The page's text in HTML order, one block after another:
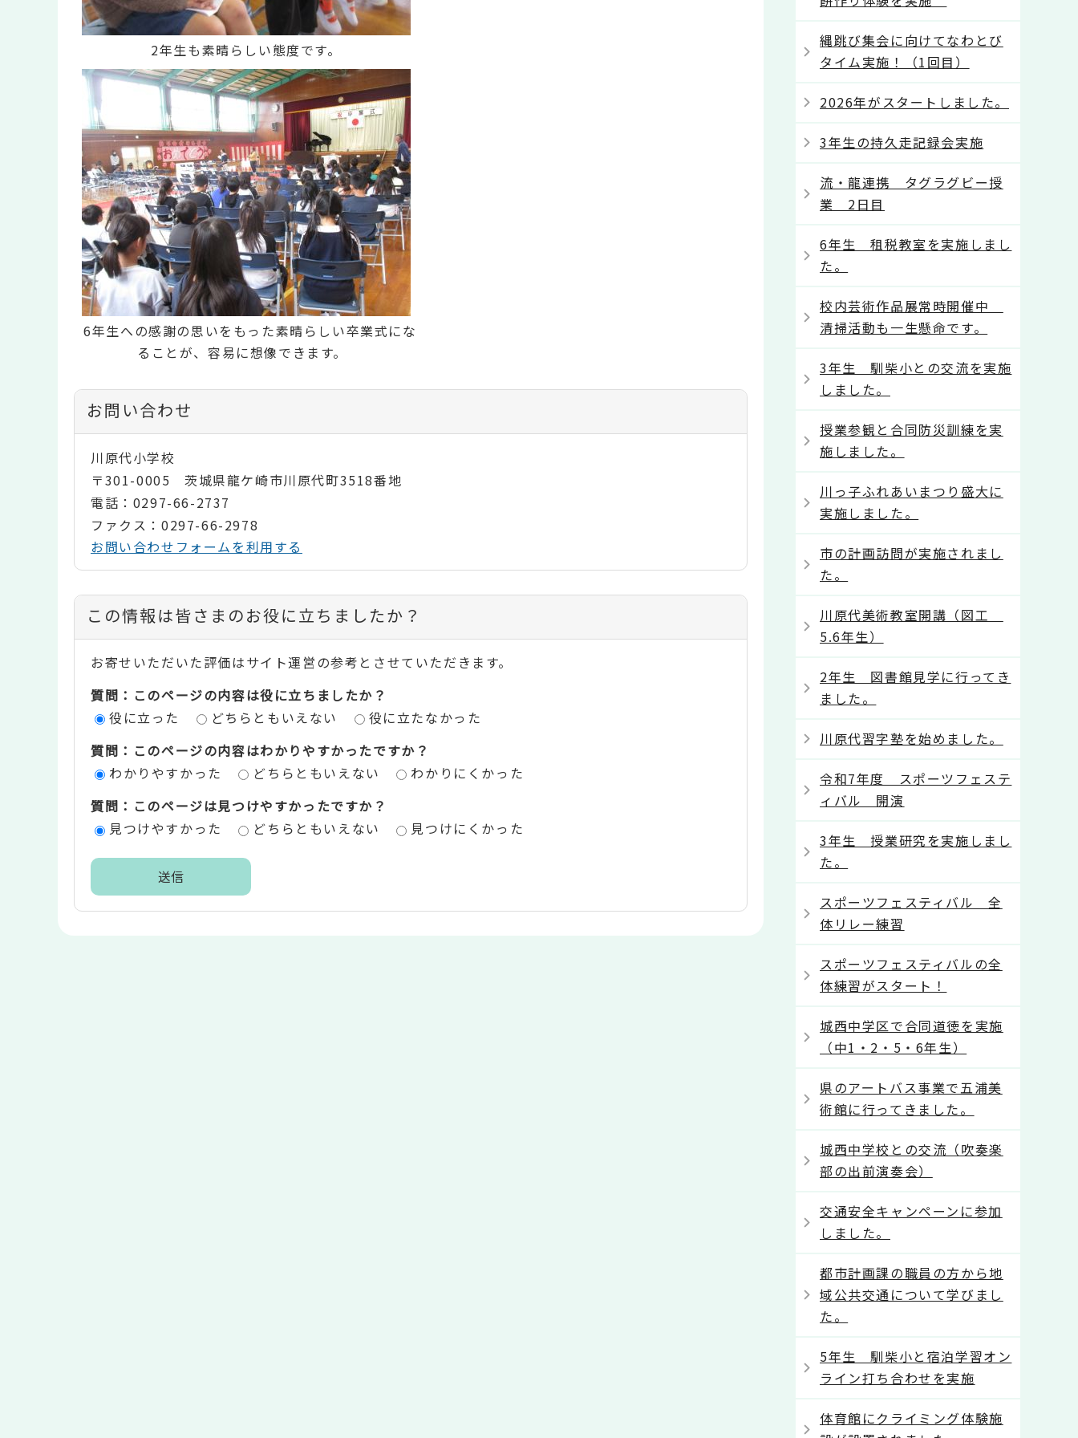
2年生も素晴らしい態度です。
6年生への感謝の思いをもった素晴らしい卒業式にな
ることが、容易に想像できます。
お問い合わせ
川原代小学校
〒301-0005 茨城県龍ケ崎市川原代町3518番地
電話：0297-66-2737
ファクス：0297-66-2978
お問い合わせフォームを利用する
コ
ン
テ
ン
評
エ
この情報は皆さまのお役に立ちましたか？
お寄せいただいた評価はサイト運営の参考とさせていただきます。
質問：このページの内容は役に立ちましたか？
役に立った
どちらともいえない
役に立たなかった
質問：このページの内容はわかりやすかったですか？
わかりやすかった
どちらともいえない
わかりにくかった
質問：このページは見つけやすかったですか？
見つけやすかった
どちらともいえない 見つけにくかった
縄跳び集会に向けてなわとび
タイム実施！（1回目）
2026年がスタートしました。
3年生の持久走記録会実施
流・龍連携 タグラグビー授
業 2日目
6年生 租税教室を実施しまし
た。
校内芸術作品展常時開催中
清掃活動も一生懸命です。
3年生 馴柴小との交流を実施
しました。
授業参観と合同防災訓練を実
施しました。
川っ子ふれあいまつり盛大に
実施しました。
市の計画訪問が実施されまし
た。
川原代美術教室開講（図工
5.6年生）
2年生 図書館見学に行ってき
ました。
川原代習字塾を始めました。
令和7年度 スポーツフェステ
ィバル 開演
3年生 授業研究を実施しまし
た。
スポーツフェスティバル 全
体リレー練習
スポーツフェスティバルの全
体練習がスタート！
城西中学区で合同道徳を実施
（中1・2・5・6年生）
県のアートバス事業で五浦美
術館に行ってきました。
城西中学校との交流（吹奏楽
部の出前演奏会）
交通安全キャンペーンに参加
しました。
都市計画課の職員の方から地
域公共交通について学びまし
た。
5年生 馴柴小と宿泊学習オン
ライン打ち合わせを実施
体育館にクライミング体験施